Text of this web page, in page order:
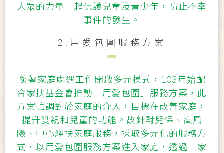
大眾的力量一起保護兒童及青少年，防止不幸
事件的發生。
2.用愛包圍服務方案
隨著家庭處遇工作開啟多元模式，103年始配
合家扶基金會推動「用愛包圍」服務方案，此
方案強調對於家庭的介入，目標在改善家庭，
提升雙親和兒童的功能。故針對兒保、高風
險、中心經扶家庭服務，採取多元化的服務方
式，以用愛包圍服務方案進入家庭，透過「家